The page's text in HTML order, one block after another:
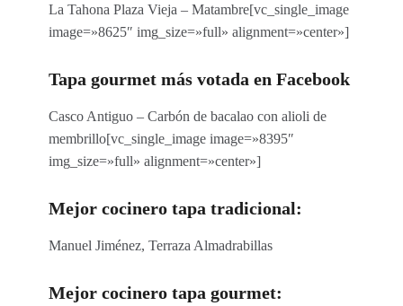
La Tahona Plaza Vieja – Matambre[vc_single_image
image=»8625″ img_size=»full» alignment=»center»]
Tapa gourmet más votada en Facebook
Casco Antiguo – Carbón de bacalao con alioli de
membrillo[vc_single_image image=»8395″
img_size=»full» alignment=»center»]
Mejor cocinero tapa tradicional:
Manuel Jiménez, Terraza Almadrabillas
Mejor cocinero tapa gourmet: